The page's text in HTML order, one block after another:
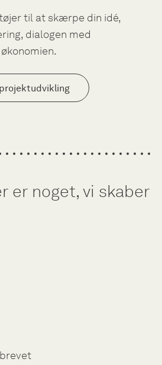
til at skærpe din idé,
dialogen med
er noget, vi skaber